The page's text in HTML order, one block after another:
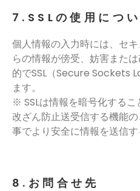
7.SSLの使用につい
個人情報の入力時には、セ
らの情報が傍受、妨害また
的でSSL（Secure Sockets
ます。
※ SSLは情報を暗号化する
改ざん防止送受信する機能
事でより安全に情報を送信す
8.お問合せ先